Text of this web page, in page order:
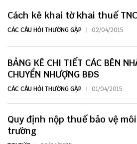
Cách kê khai tờ khai thuế
CÁC CÂU HỎI THƯỜNG GẶP 02/04/2015
BẢNG KÊ CHI TIẾT CÁC BÊN
CHUYỂN NHƯỢNG BĐS
CÁC CÂU HỎI THƯỜNG GẶP 01/04/2015
Quy định nộp thuế bảo vệ môi
trường